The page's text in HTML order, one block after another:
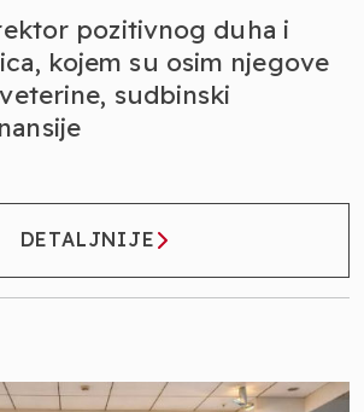
pozitivnog duha i
kojem su osim njegove
sudbinski
DETALJNIJE